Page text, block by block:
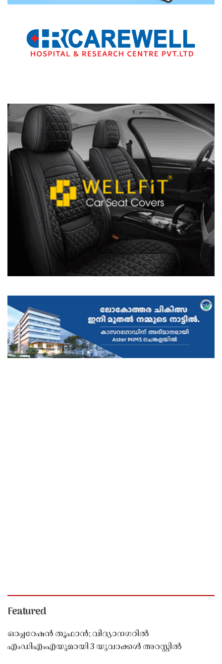
Featured
ഓപ്പറേഷൻ തൂഫാൻ; വിദ്യാനഗറിൽ
എംഡിഎംഎയുമായി 3 യുവാക്കൾ അറസ്റ്റിൽ